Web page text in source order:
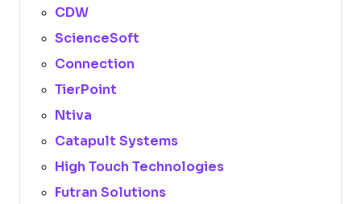
CDW
ScienceSoft
Connection
TierPoint
Ntiva
Catapult Systems
High Touch Technologies
Futran Solutions